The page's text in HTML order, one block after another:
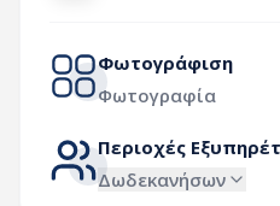
Φωτογράφιση
Φωτογραφία
Περιοχές
Δωδεκανήσων